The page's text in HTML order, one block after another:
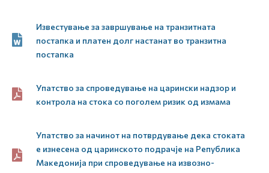
Известување за завршување на транзитната
постапка и платен долг настанат во транзитна
постапка
Упатство за спроведување на царински надзор и
контрола на стока со поголем ризик од измама
Упатство за начинот на потврдување дека стоката
е изнесена од царинското подрачје на Република
Македонија при спроведување на извозно-